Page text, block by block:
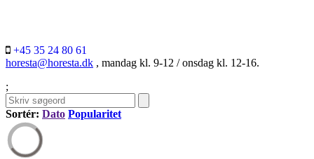
+45 35 24 80 61
horesta@horesta.dk , mandag kl. 9-12 / onsdag kl. 12-16.
;
Sortér: Dato Popularitet